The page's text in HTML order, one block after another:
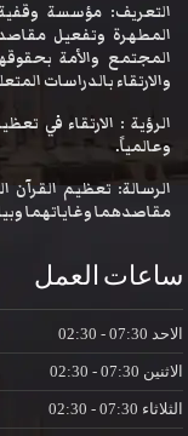
التعريف: مؤسسة وقفية
المطهرة وتفعيل
المجتمع والأمة
والارتقاء بالدراسات
الرؤية : الارتقاء في
وعالمياً.
الرسالة: تعظيم القرآن
مقاصدهما وغاياتهما
ساعات العمل
الاحد
الاثنين
الثلاثاء